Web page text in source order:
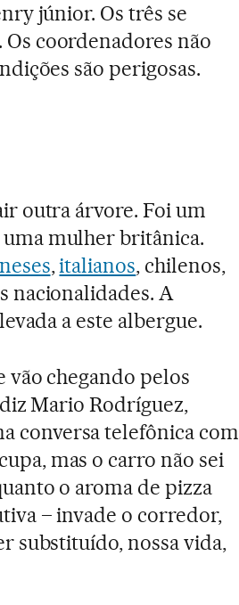
júnior. Os três se
coordenadores não
são perigosas.
outra árvore. Foi um
mulher britânica.
,italianos, chilenos,
nacionalidades. A
a este albergue.
vão chegando pelos
Mario Rodríguez,
conversa telefônica com
mas o carro não sei
o aroma de pizza
– invade o corredor,
substituído, nossa vida,